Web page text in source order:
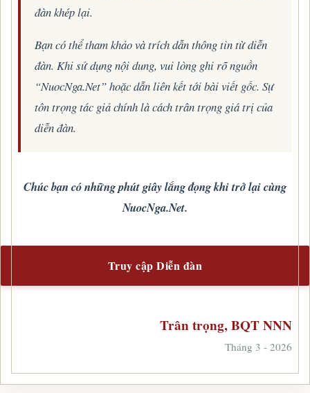
đàn khép lại.
Bạn có thể tham khảo và trích dẫn thông tin từ diễn
đàn. Khi sử dụng nội dung, vui lòng ghi rõ nguồn
“NuocNga.Net” hoặc dẫn liên kết tới bài viết gốc. Sự
tôn trọng tác giả chính là cách trân trọng giá trị của
diễn đàn.
Chúc bạn có những phút giây lắng đọng khi trở lại cùng
NuocNga.Net.
Truy cập Diễn đàn
Trân trọng, BQT NNN
Tháng 3 - 2026